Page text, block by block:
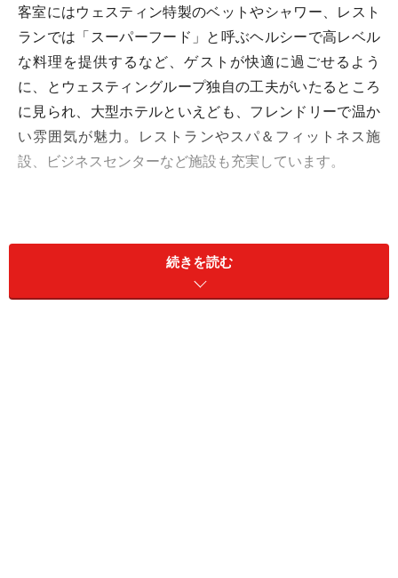
客室にはウェスティン特製のベットやシャワー、レスト
ランでは「スーパーフード」と呼ぶヘルシーで高レベル
な料理を提供するなど、ゲストが快適に過ごせるよう
に、とウェスティングループ独自の工夫がいたるところ
に見られ、大型ホテルといえども、フレンドリーで温か
い雰囲気が魅力。レストランやスパ＆フィットネス施
設、ビジネスセンターなど施設も充実しています。
続きを読む